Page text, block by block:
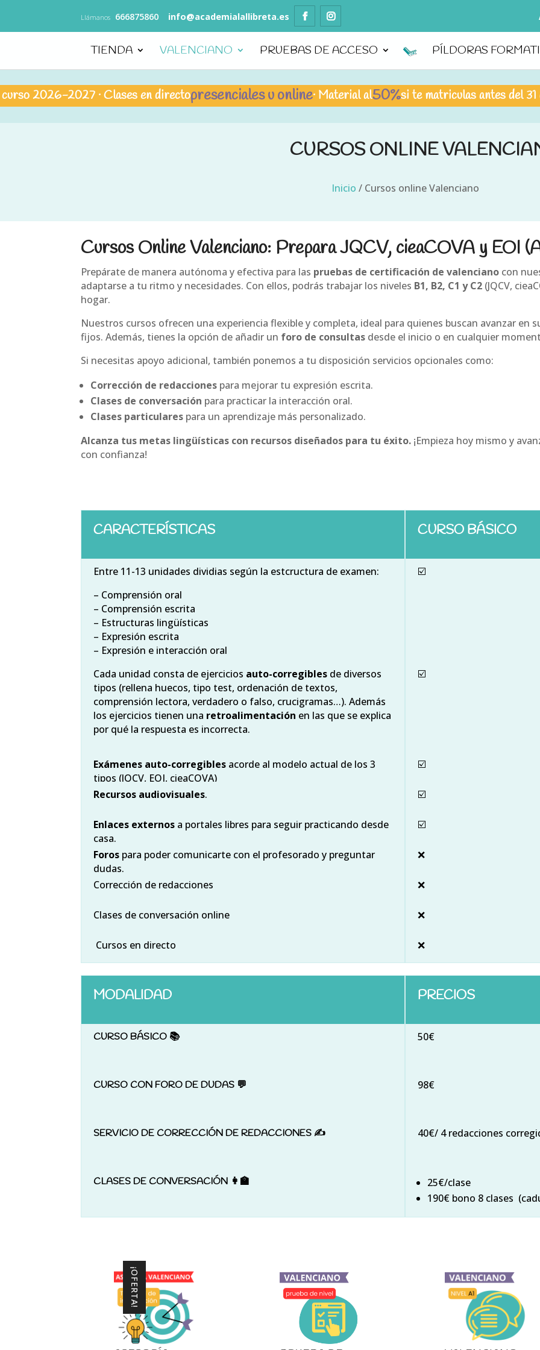
Llámanos 666875860 info@academialallibreta.es
TIENDA VALENCIANO PRUEBAS DE ACCESO PÍLDORAS
2027 · Clases en directopresenciales u online· Material al50%si te matriculas antes del 31 de
CURSOS ONLINE
Inicio / Cursos online Valenciano
Cursos Online Valenciano: Prepara JQCV, cieaCOVA y EOI
Prepárate de manera autónoma y efectiva para las pruebas de certificación de valenciano con
adaptarse a tu ritmo y necesidades. Con ellos, podrás trabajar los niveles B1, B2, C1 y C2 (JQCV,
hogar.
Nuestros cursos ofrecen una experiencia flexible y completa, ideal para quienes buscan avanzar en
fijos. Además, tienes la opción de añadir un foro de consultas desde el inicio o en cualquier
Si necesitas apoyo adicional, también ponemos a tu disposición servicios opcionales como:
Corrección de redacciones para mejorar tu expresión escrita.
Clases de conversación para practicar la interacción oral.
Clases particulares para un aprendizaje más personalizado.
Alcanza tus metas lingüísticas con recursos diseñados para tu éxito. ¡Empieza hoy mismo y
con confianza!
CARACTERÍSTICAS
Entre 11-13 unidades dividias según la estcructura de examen:
– Comprensión oral
– Comprensión escrita
– Estructuras lingüísticas
– Expresión escrita
– Expresión e interacción oral
Cada unidad consta de ejercicios auto-corregibles de diversos
tipos (rellena huecos, tipo test, ordenación de textos,
comprensión lectora, verdadero o falso, crucigramas…). Además
los ejercicios tienen una retroalimentación en las que se explica
por qué la respuesta es incorrecta.
Exámenes auto-corregibles acorde al modelo actual de los 3
tipos (JQCV, EOI, cieaCOVA)
Recursos audiovisuales.
Enlaces externos a portales libres para seguir practicando desde
casa.
Foros para poder comunicarte con el profesorado y preguntar
dudas.
Corrección de redacciones
Clases de conversación online
Cursos en directo
CURSO BÁSICO
☑️
☑️
☑️
☑️
☑️
❌
❌
❌
❌
MODALIDAD
CURSO BÁSICO 📚
CURSO CON FORO DE DUDAS 💬
SERVICIO DE CORRECCIÓN DE REDACCIONES ✍️
CLASES DE CONVERSACIÓN 👩‍🏫
PRECIOS
50€
98€
40€/ 4 redacciones
25€/clase
190€ bono 8 clases
¡OFERTA!